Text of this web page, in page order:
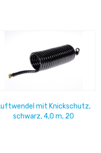
mit Knickschutz,
schwarz, 4,0 m, 20